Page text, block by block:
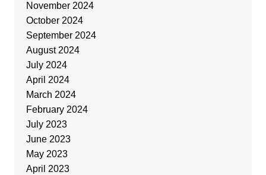
November 2024
October 2024
September 2024
August 2024
July 2024
April 2024
March 2024
February 2024
July 2023
June 2023
May 2023
April 2023